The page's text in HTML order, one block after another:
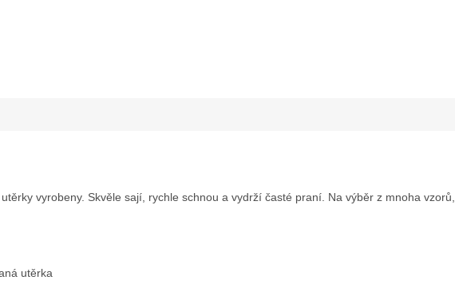
vyrobeny. Skvěle sají, rychle schnou a vydrží časté praní. Na výběr z mnoha
utěrka